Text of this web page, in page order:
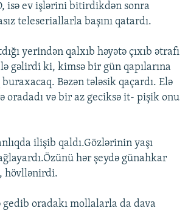
isə ev işlərini bitirdikdən sonra
teleseriallarla başını qatardı.
yerindən qalxıb həyətə çıxıb ətrafı
gəlirdi ki, kimsə bir gün qapılarına
Bəzən tələsik qaçardı. Elə
oradadı və bir az geciksə it- pişik onu
ilişib qaldı.Gözlərinin yaşı
hər şeydə günahkar
hövllənirdi.
gedib oradakı mollalarla da dava